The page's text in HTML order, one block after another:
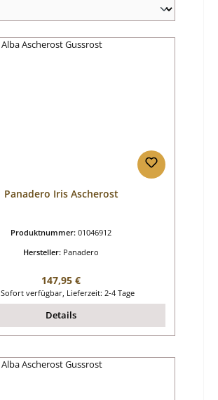
Panadero Iris Ascherost
Produktnummer: 01046912
Hersteller: Panadero
Regulärer Preis:
147,95 €
Sofort verfügbar, Lieferzeit: 2-4 Tage
Details